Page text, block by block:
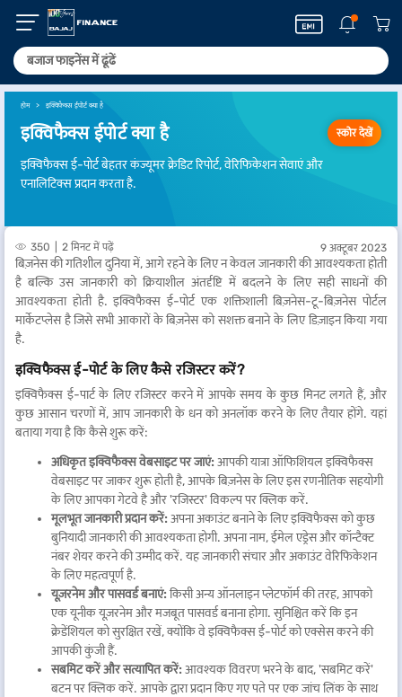
होम इक्विफैक्स ईपोर्ट क्या है
इक्विफैक्स ईपोर्ट क्या है
इक्विफैक्स ई-पोर्ट बेहतर कंज्यूमर क्रेडिट रिपोर्ट, वेरिफिकेशन सेवाएं और
एनालिटिक्स प्रदान करता है.
स्कोर देखें
350 2 मिनट में पढ़ें 9 अक्टूबर 2023
बिज़नेस की गतिशील दुनिया में, आगे रहने के लिए न केवल जानकारी की आवश्यकता होती
है बल्कि उस जानकारी को क्रियाशील अंतर्दृष्टि में बदलने के लिए सही साधनों की
आवश्यकता होती है. इक्विफैक्स ई-पोर्ट एक शक्तिशाली बिज़नेस-टू-बिज़नेस पोर्टल
मार्केटप्लेस है जिसे सभी आकारों के बिज़नेस को सशक्त बनाने के लिए डिज़ाइन किया गया
है.
इक्विफैक्स ई-पोर्ट के लिए कैसे रजिस्टर करें?
इक्विफैक्स ई-पार्ट के लिए रजिस्टर करने में आपके समय के कुछ मिनट लगते हैं, और
कुछ आसान चरणों में, आप जानकारी के धन को अनलॉक करने के लिए तैयार होंगे. यहां
बताया गया है कि कैसे शुरू करें:
अधिकृत इक्विफैक्स वेबसाइट पर जाएं: आपकी यात्रा ऑफिशियल इक्विफैक्स
वेबसाइट पर जाकर शुरू होती है, आपके बिज़नेस के लिए इस रणनीतिक सहयोगी
के लिए आपका गेटवे है और 'रजिस्टर' विकल्प पर क्लिक करें.
मूलभूत जानकारी प्रदान करें: अपना अकाउंट बनाने के लिए इक्विफैक्स को कुछ
बुनियादी जानकारी की आवश्यकता होगी. अपना नाम, ईमेल एड्रेस और कॉन्टैक्ट
नंबर शेयर करने की उम्मीद करें. यह जानकारी संचार और अकाउंट वेरिफिकेशन
के लिए महत्वपूर्ण है.
यूज़रनेम और पासवर्ड बनाएं: किसी अन्य ऑनलाइन प्लेटफॉर्म की तरह, आपको
एक यूनीक यूज़रनेम और मजबूत पासवर्ड बनाना होगा. सुनिश्चित करें कि इन
क्रेडेंशियल को सुरक्षित रखें, क्योंकि वे इक्विफैक्स ई-पोर्ट को एक्सेस करने की
आपकी कुंजी हैं.
सबमिट करें और सत्यापित करें: आवश्यक विवरण भरने के बाद, 'सबमिट करें'
बटन पर क्लिक करें. आपके द्वारा प्रदान किए गए पते पर एक जांच लिंक के साथ